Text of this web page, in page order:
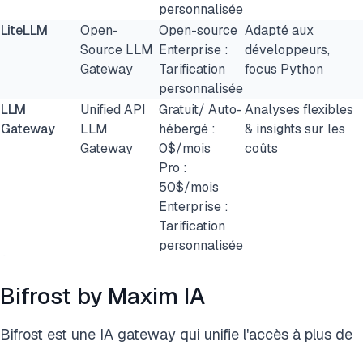
personnalisée
LiteLLM
Open-
Source LLM
Gateway
Open-source
Enterprise :
Tarification
personnalisée
Adapté aux
développeurs,
focus Python
LLM
Gateway
Unified API
LLM
Gateway
Gratuit/ Auto-
hébergé :
0$/mois
Pro :
50$/mois
Enterprise :
Tarification
personnalisée
Analyses flexibles
& insights sur les
coûts
Bifrost by Maxim IA
Bifrost est une IA gateway qui unifie l'accès à plus de